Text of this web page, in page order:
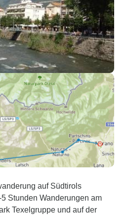
auf Südtirols
Stunden Wanderungen am
Texelgruppe und auf der